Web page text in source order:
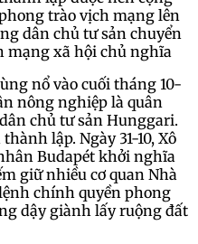
trào vịch mạng lên
dân chủ tư sản chuyển
mạng xã hội chủ nghĩa
nổ vào cuối tháng 10-
nông nghiệp là quân
chủ tư sản Hunggari.
lập. Ngày 31-10, Xô
Budapét khởi nghĩa
giữ nhiều cơ quan Nhà
chính quyền phong
dậy giành lấy ruộng đất